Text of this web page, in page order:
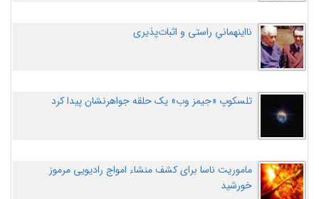
نااینهمانیِ راستی و اثبات‌پذیری
تلسکوپ «جیمز وب» یک حلقه جواهرنشان پیدا کرد
ماموریت ناسا برای کشف منشاء امواج رادیویی مرموز
خورشید